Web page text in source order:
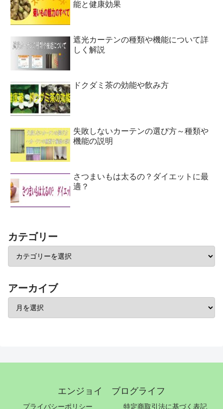
能と健康効果
遮光カーテンの種類や機能について詳
しく解説
ドクダミ茶の効能や飲み方
失敗しないカーテンの選び方～種類や
機能の説明
さつまいもは太るの？ダイエットに最
適？
カテゴリー
アーカイブ
エンジョイ ブログライフ
プライバシーポリシー 特定商取引法に基づく表記